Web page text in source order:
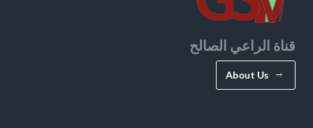
قناة الراعي الصالح
About Us